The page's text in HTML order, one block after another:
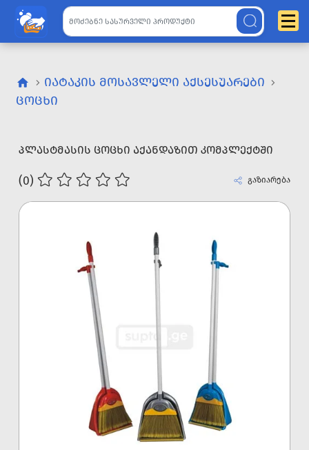
ᲘᲐᲢᲐᲙᲘᲡ ᲛᲝᲡᲐᲕᲚᲔᲚᲘ ᲐᲥᲡᲔᲡᲣᲐᲠᲔᲑᲘ
ᲪᲝᲪᲮᲘ
ᲞᲚᲐᲡᲢᲛᲐᲡᲘᲡ ᲪᲝᲪᲮᲘ ᲐᲥᲐᲜᲓᲐᲖᲘᲗ ᲙᲝᲛᲞᲚᲔᲥᲢᲨᲘ
(0) გაზიარება